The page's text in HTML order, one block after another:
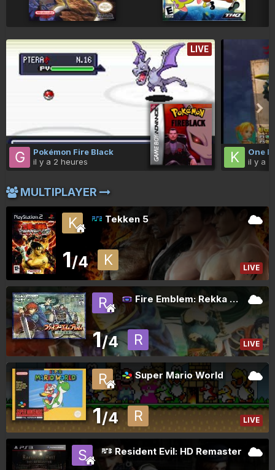
LIVE
Pokémon Fire Black
il y a 2 heures
One
il y a
MULTIPLAYER
Tekken 5
1/4 LIVE
Fire Emblem: Rekka no Ken
1/4 LIVE
Super Mario World
1/4 LIVE
Resident Evil: HD Remaster